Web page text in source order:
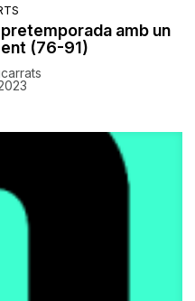
amb un
(76-91)